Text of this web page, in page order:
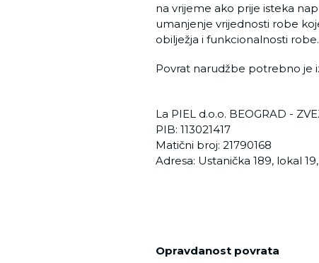
na vrijeme ako prije isteka
umanjenje vrijednosti robe
obilježja i funkcionalnosti robe.
Povrat narudžbe potrebno je
La PIEL d.o.o. BEOGRAD -
PIB: 113021417
Matični broj: 21790168
Adresa: Ustanička 189, lokal
Opravdanost povrata